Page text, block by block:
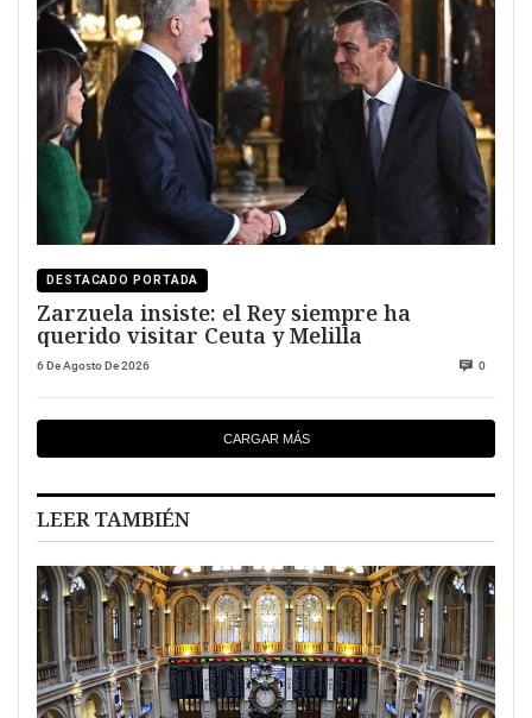
DESTACADO PORTADA
Zarzuela insiste: el Rey siempre ha
querido visitar Ceuta y Melilla
6 De Agosto De 2026 0
CARGAR MÁS
LEER TAMBIÉN